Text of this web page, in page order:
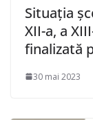
Situația
XII-a, a
finalizată
30 mai 2023